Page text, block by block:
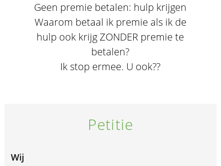
Geen premie betalen: hulp krijgen
Waarom betaal ik premie als ik de
hulp ook krijg ZONDER premie te
betalen?
Ik stop ermee. U ook??
Petitie
Wij